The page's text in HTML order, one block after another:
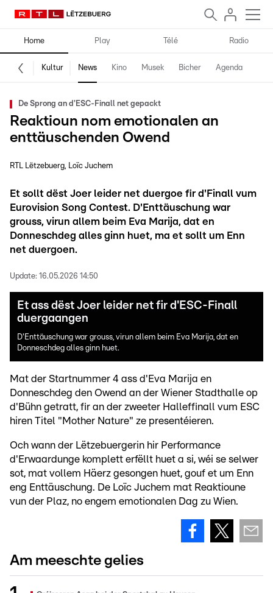
Home Play Télé Radio
Kultur News Kino Musek Bicher Agenda
De Sprong an d'ESC-Finall net gepackt
Reaktioun nom emotionalen an
enttäuschenden Owend
RTL Lëtzebuerg Loïc Juchem
Et sollt dëst Joer leider net duergoe fir d'Finall vum
Eurovision Song Contest. D'Enttäuschung war
grouss, virun allem beim Eva Marija, dat en
Donneschdeg alles ginn huet, ma et sollt um Enn
net duergoen.
Update: 16.05.2026 14:50
Et ass dëst Joer leider net fir d'ESC-Finall
duergaangen
D'Enttäuschung war grouss, virun allem beim Eva Marija, dat en
Donneschdeg alles ginn huet.
Mat der Startnummer 4 ass d'Eva Marija en
Donneschdeg den Owend an der Wiener Stadthalle op
d'Bühn getratt, fir an der zweeter Halleffinall vum ESC
hiren Titel "Mother Nature" ze presentéieren.
Och wann der Lëtzebuergerin hir Performance
d'Erwaardunge komplett erfëllt huet a si, wéi se selwer
sot, mat vollem Häerz gesongen huet, gouf et um Enn
eng Enttäuschung. De Loïc Juchem mat Reaktioune
vun der Plaz, no engem emotionalen Dag zu Wien.
Am meeschte gelies